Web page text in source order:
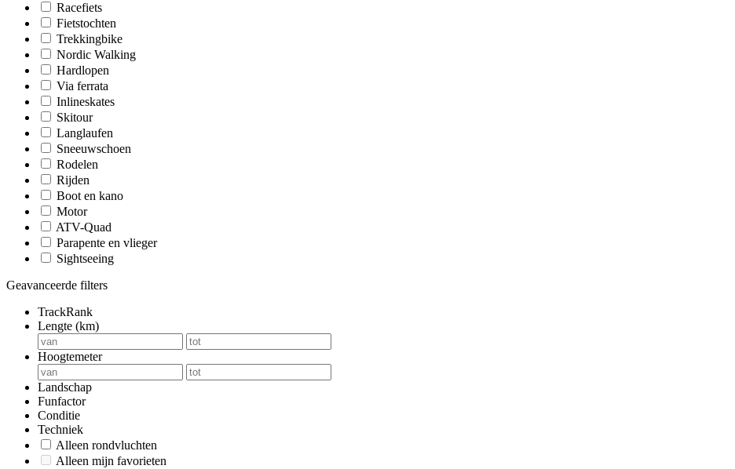
Racefiets
Fietstochten
Trekkingbike
Nordic Walking
Hardlopen
Via ferrata
Inlineskates
Skitour
Langlaufen
Sneeuwschoen
Rodelen
Rijden
Boot en kano
Motor
ATV-Quad
Parapente en vlieger
Sightseeing
Geavanceerde filters
TrackRank
Lengte (km)
Hoogtemeter
Landschap
Funfactor
Conditie
Techniek
Alleen rondvluchten
Alleen mijn favorieten